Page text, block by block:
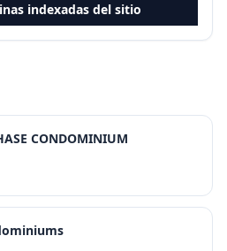
indexadas del sitio
CONDOMINIUM